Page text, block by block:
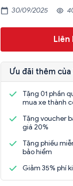
30/09/2025
Liên
Ưu đãi thêm của
Tặng 01 phần
mua xe thành
Tặng voucher
giá 20%
Tặng phiếu
bảo hiểm
Giảm 35% phí